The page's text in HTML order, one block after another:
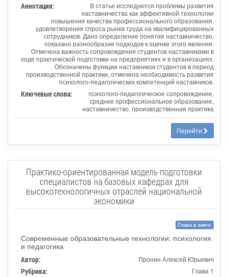
Аннотация:
В статье исследуются проблемы развития
наставничества как эффективной технологии
повышения качества профессионального образования,
удовлетворения спроса рынка труда на квалифицированных
сотрудников. Дано определение понятия наставничество,
показано разнообразие подходов к оценке этого явления.
Отмечена важность сопровождения студентов наставниками в
ходе практической подготовки на предприятиях и в организациях.
Обозначены функции наставников студентов в период
производственной практики, отмечена необходимость развития
психолого-педагогических компетенций наставников.
Ключевые слова:
психолого-педагогическое сопровождение,
среднее профессиональное образование,
наставничество, производственная практика
Перейти
Практико-ориентированная модель подготовки
специалистов на базовых кафедрах для
высокотехнологичных отраслей национальной
экономики
Глава в книге
Современные образовательные технологии: психология
и педагогика
Автор: Пронин Алексей Юрьевич
Рубрика: Глава 1